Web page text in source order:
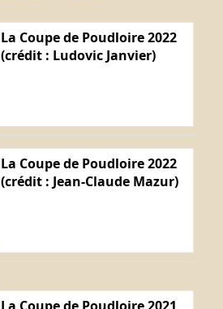
La Coupe de Poudloire 2022
(crédit : Ludovic Janvier)
La Coupe de Poudloire 2022
(crédit : Jean-Claude Mazur)
La Coupe de Poudloire 2021